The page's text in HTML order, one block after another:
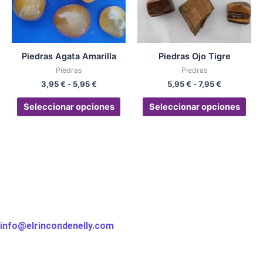
Piedras Agata Amarilla
Piedras
3,95€ - 5,95€
Seleccionar opciones
Las
opciones
se
de
Piedras Ojo Tigre
Piedras
5,95€ -7,95€
Seleccionar opciones
Las
de
info@elrincondenelly.com